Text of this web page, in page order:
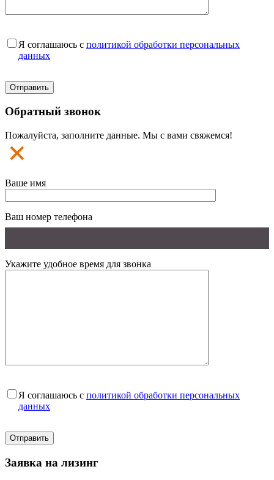
Я соглашаюсь с политикой обработки персональных
данных
Обратный звонок
Пожалуйста, заполните данные. Мы с вами свяжемся!
Ваше имя
Ваш номер телефона
Укажите удобное время для звонка
Я соглашаюсь с политикой обработки персональных
данных
Заявка на лизинг